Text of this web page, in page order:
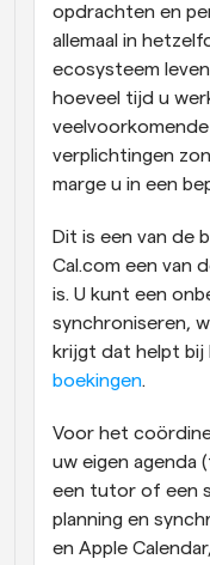
opdrachten en
allemaal in
ecosysteem
hoeveel tijd u
verplichtingen
marge u in een
Dit is een van de
Cal.com een van
is. U kunt een
synchroniseren,
krijgt dat helpt bij
boekingen.
Voor het
uw eigen agenda
een tutor of een
planning en
en Apple